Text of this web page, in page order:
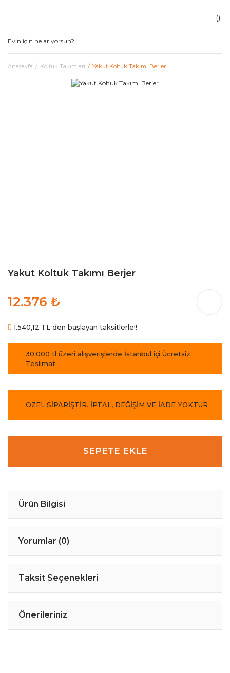
Anasayfa Koltuk Takımları Yakut Koltuk Takımı Berjer
Yakut Koltuk Takımı Berjer
12.376 ₺
1.540,12 TL den başlayan taksitlerle!!
30.000 tl üzeri alışverişlerde İstanbul içi Ücretsiz
Teslimat
ÖZEL SİPARİŞTİR. İPTAL, DEĞİŞİM VE İADE YOKTUR
SEPETE EKLE
Ürün Bilgisi
Yorumlar (0)
Taksit Seçenekleri
Önerileriniz